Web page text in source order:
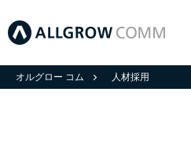
オルグロー コム 人材採用